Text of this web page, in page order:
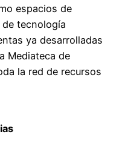
espacios de
tecnología
ya desarrolladas
Mediateca de
la red de recursos